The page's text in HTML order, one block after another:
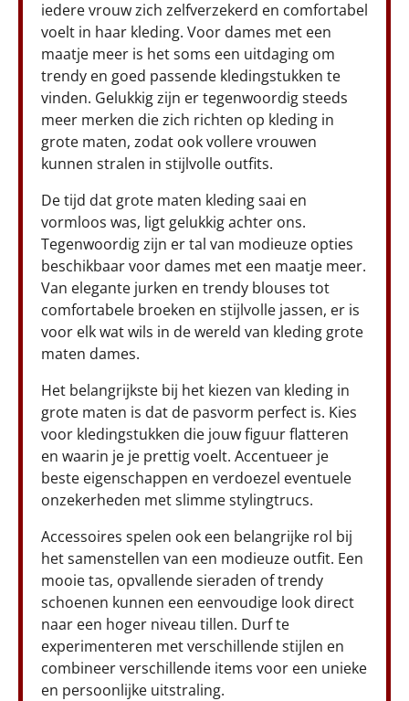
iedere vrouw zich zelfverzekerd en comfortabel
voelt in haar kleding. Voor dames met een
maatje meer is het soms een uitdaging om
trendy en goed passende kledingstukken te
vinden. Gelukkig zijn er tegenwoordig steeds
meer merken die zich richten op kleding in
grote maten, zodat ook vollere vrouwen
kunnen stralen in stijlvolle outfits.
De tijd dat grote maten kleding saai en
vormloos was, ligt gelukkig achter ons.
Tegenwoordig zijn er tal van modieuze opties
beschikbaar voor dames met een maatje meer.
Van elegante jurken en trendy blouses tot
comfortabele broeken en stijlvolle jassen, er is
voor elk wat wils in de wereld van kleding grote
maten dames.
Het belangrijkste bij het kiezen van kleding in
grote maten is dat de pasvorm perfect is. Kies
voor kledingstukken die jouw figuur flatteren
en waarin je je prettig voelt. Accentueer je
beste eigenschappen en verdoezel eventuele
onzekerheden met slimme stylingtrucs.
Accessoires spelen ook een belangrijke rol bij
het samenstellen van een modieuze outfit. Een
mooie tas, opvallende sieraden of trendy
schoenen kunnen een eenvoudige look direct
naar een hoger niveau tillen. Durf te
experimenteren met verschillende stijlen en
combineer verschillende items voor een unieke
en persoonlijke uitstraling.